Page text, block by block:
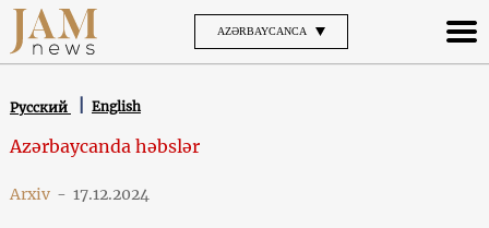
AZƏRBAYCANCA
Русский English
Azərbaycanda həbslər
Arxiv - 17.12.2024